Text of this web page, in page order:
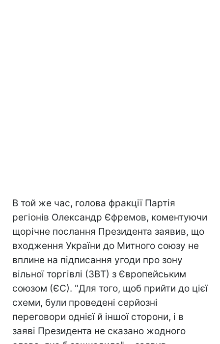
В той же час, голова фракції Партія
регіонів Олександр Єфремов, коментуючи
щорічне послання Президента заявив, що
входження України до Митного союзу не
вплине на підписання угоди про зону
вільної торгівлі (ЗВТ) з Європейським
союзом (ЄС). "Для того, щоб прийти до цієї
схеми, були проведені серйозні
переговори однієї й іншої сторони, і в
заяві Президента не сказано жодного